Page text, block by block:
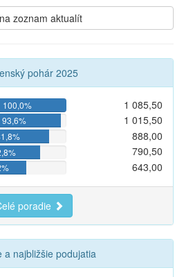
zoznam aktualít
pohár 2025
100,0%
1 085,50
93,6%
1 015,50
888,00
790,50
643,00
poradie
a najbližšie podujatia